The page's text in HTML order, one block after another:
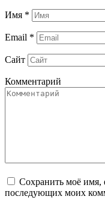
Имя *
Email *
Сайт
Комментарий
Сохранить моё имя,
последующих моих